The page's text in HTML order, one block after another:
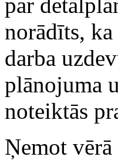
norādīts,
darba
plānojuma
noteiktās
Ņemot